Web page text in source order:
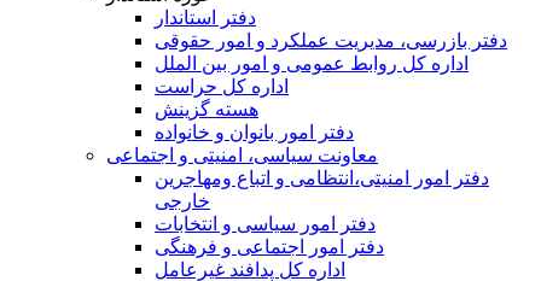
دفتر استاندار
دفتر بازرسی، مدیریت عملکرد و امور حقوقی
اداره کل روابط عمومی و امور بین الملل
اداره کل حراست
هسته گزینش
دفتر امور بانوان و خانواده
معاونت سیاسی، امنیتی و اجتماعی
دفتر امور امنيتی،انتظامی و اتباع ومهاجرین
خارجی
دفتر امور سیاسی و انتخابات
دفتر امور اجتماعی و فرهنگی
اداره کل پدافند غیرعامل